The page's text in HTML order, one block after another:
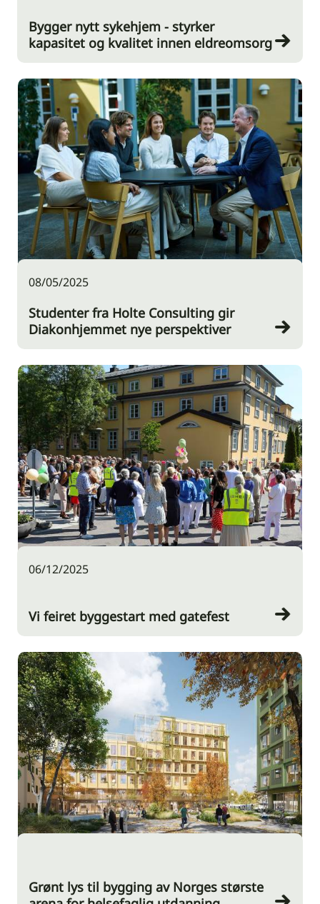
Bygger nytt sykehjem - styrker
kapasitet og kvalitet innen eldreomsorg
08/05/2025
Studenter fra Holte Consulting gir
Diakonhjemmet nye perspektiver
06/12/2025
Vi feiret byggestart med gatefest
Grønt lys til bygging av Norges største